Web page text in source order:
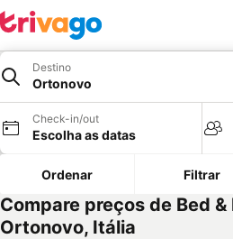
Destino
Ortonovo
Check-in/out
Escolha as datas
Ordenar Filtrar
Compare preços de Bed
Ortonovo, Itália